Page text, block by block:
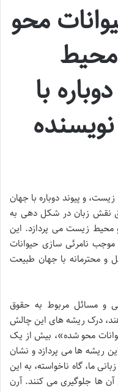
محو
با
و پیوند دوباره با جهان
نقش زبان در شکل دهی به
محیط زیست می پردازد. این
نامرئی سازی حیوانات
و محترمانه با جهان طبیعت
و مسائل مربوط به حقوق
درک ریشه های این چالش
محو شده»، بیش از یک
ریشه ها می پردازد و نشان
ما، گاه ناخواسته، به این
ها جلوگیری می کنند. آرن